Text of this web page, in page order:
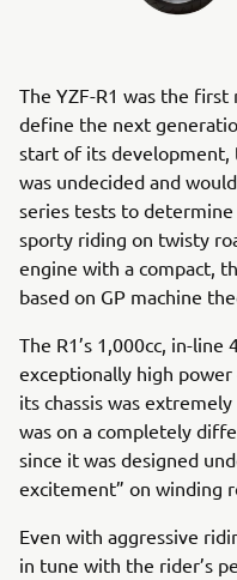
The YZF-R1 was the
define the next
start of its development,
was undecided and
series tests to
sporty riding on twisty
engine with a compact,
based on GP machine
The R1’s 1,000cc, in-
exceptionally high
its chassis was
was on a completely
since it was designed
excitement” on winding
Even with aggressive
in tune with the rider’s